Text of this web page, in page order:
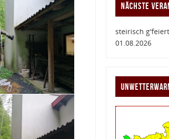
NÄCHSTE
steirisch g'feiert
01.08.2026